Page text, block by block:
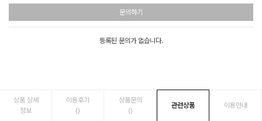
문의하기
등록된 문의가 없습니다.
상품 상세
정보
이용후기
()
상품문의
()
관련상품 이용안내